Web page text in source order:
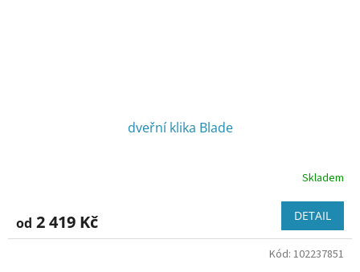
dveřní klika Blade
Skladem
od 2 419 Kč DETAIL
Kód: 102237851